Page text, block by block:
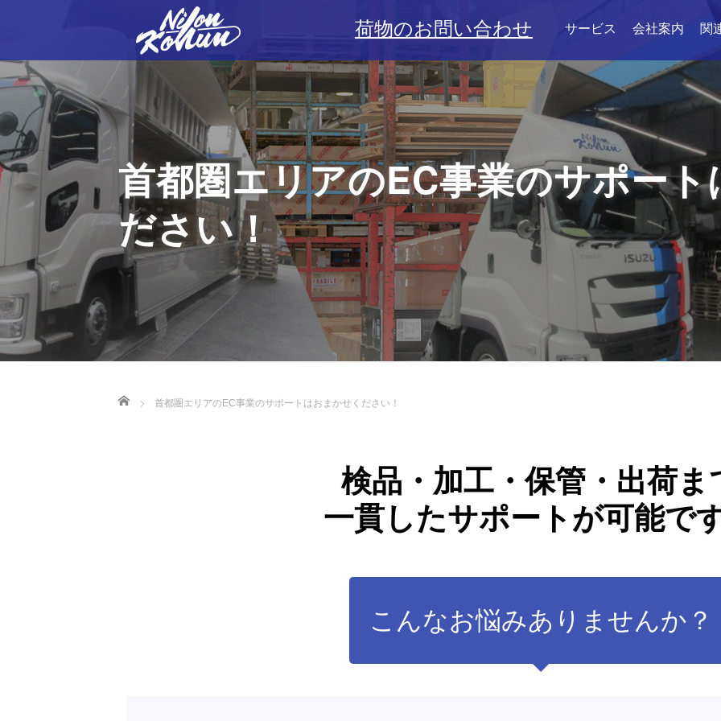
荷物のお問い合わせ サービス 会社案内 関
首都圏エリアのEC事業のサポー
ださい！
Home 首都圏エリアのEC事業のサポートはおまかせください！
検品・加工・保管・出荷ま
一貫したサポートが可能で
こんなお悩みありませんか？